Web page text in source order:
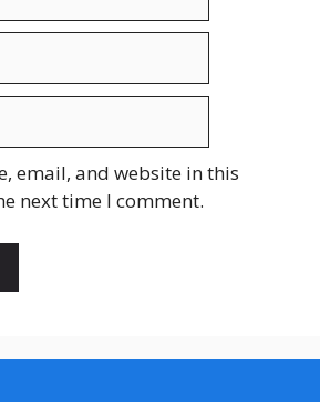
email, and website in this
next time I comment.